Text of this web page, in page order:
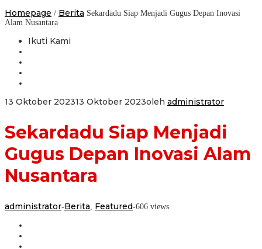
Homepage / Berita Sekardadu Siap Menjadi Gugus Depan Inovasi
Alam Nusantara
Ikuti Kami
13 Oktober 202313 Oktober 2023oleh administrator
Sekardadu Siap Menjadi
Gugus Depan Inovasi Alam
Nusantara
administrator-Berita Featured-606 views